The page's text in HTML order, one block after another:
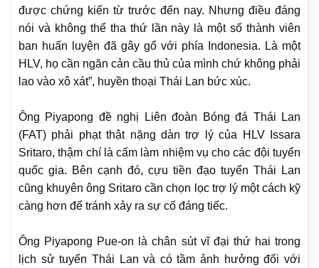
được chứng kiến từ trước đến nay. Nhưng điều đáng
nói và không thể tha thứ lần này là một số thành viên
ban huấn luyện đã gây gổ với phía Indonesia. Là một
HLV, họ cần ngăn cản cầu thủ của mình chứ không phải
lao vào xô xát”, huyền thoại Thái Lan bức xúc.
Ông Piyapong đề nghị Liên đoàn Bóng đá Thái Lan
(FAT) phải phạt thật nặng dàn trợ lý của HLV Issara
Sritaro, thậm chí là cấm làm nhiệm vụ cho các đội tuyển
quốc gia. Bên cạnh đó, cựu tiền đạo tuyển Thái Lan
cũng khuyên ông Sritaro cần chọn lọc trợ lý một cách kỹ
càng hơn để tránh xảy ra sự cố đáng tiếc.
Ông Piyapong Pue-on là chân sút vĩ đại thứ hai trong
lịch sử tuyển Thái Lan và có tầm ảnh hưởng đối với